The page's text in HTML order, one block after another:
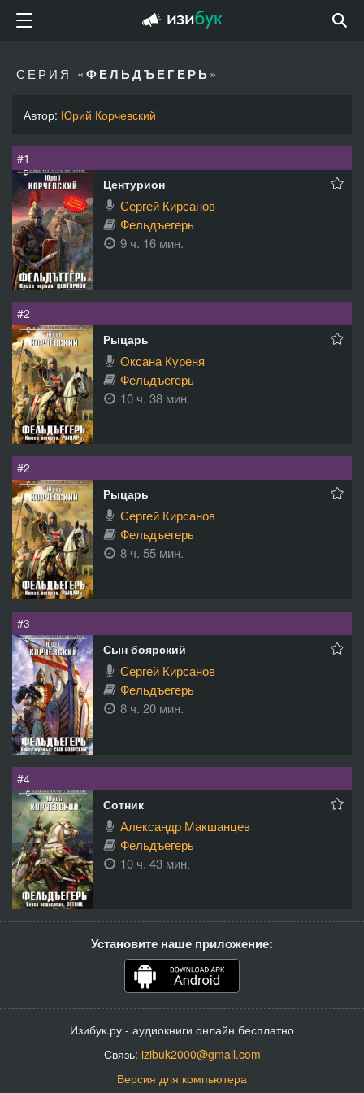
СЕРИЯ «ФЕЛЬДЪЕГЕРЬ»
Автор: Юрий Корчевский
#1
Центурион
Сергей Кирсанов
Фельдъегерь
9 ч. 16 мин.
#2
Рыцарь
Оксана Куреня
Фельдъегерь
10 ч. 38 мин.
#2
Рыцарь
Сергей Кирсанов
Фельдъегерь
8 ч. 55 мин.
#3
Сын боярский
Сергей Кирсанов
Фельдъегерь
8 ч. 20 мин.
#4
Сотник
Александр Макшанцев
Фельдъегерь
10 ч. 43 мин.
Установите наше приложение:
Изибук.ру - аудиокниги онлайн бесплатно
Связь: izibuk2000@gmail.com
Версия для компьютера